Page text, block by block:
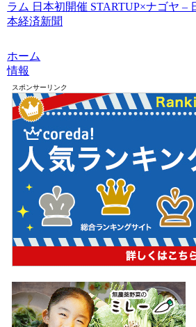
ラム 日本初開催 STARTUP×ナゴヤ –
本経済新聞
ホーム
情報
スポンサーリンク